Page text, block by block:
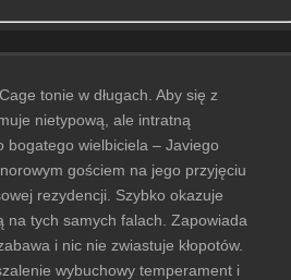
tonie w długach. Aby się z
nietypową, ale intratną
bogatego wielbiciela – Javiego
gościem na jego przyjęciu
rezydencji. Szybko okazuje
na tych samych falach. Zapowiada
i nic nie zwiastuje kłopotów.
wybuchowy temperament i